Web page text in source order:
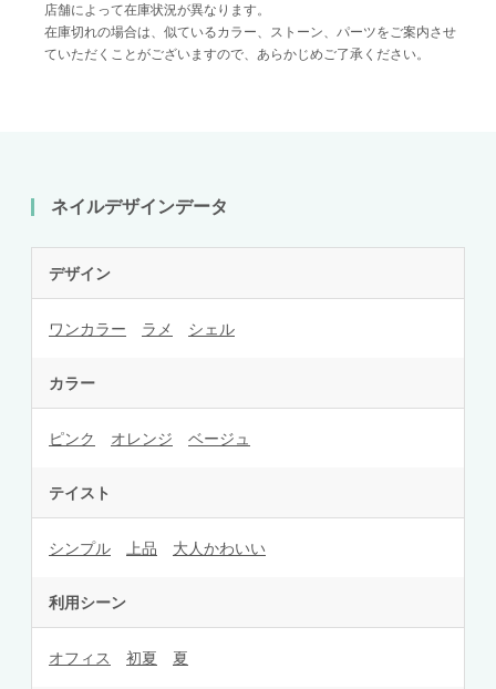
店舗によって在庫状況が異なります。
在庫切れの場合は、似ているカラー、ストーン、パーツをご案内させ
ていただくことがございますので、あらかじめご了承ください。
ネイルデザインデータ
デザイン
ワンカラー ラメ シェル
カラー
ピンク オレンジ ベージュ
テイスト
シンプル 上品 大人かわいい
利用シーン
オフィス 初夏 夏